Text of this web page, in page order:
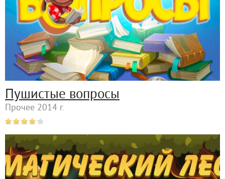
Пушистые вопросы
Прочее 2014 г.